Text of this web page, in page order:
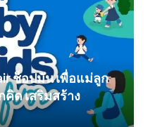
ช็อปมัน เพื่อแม่ลูก
คิด เสริมสร้าง